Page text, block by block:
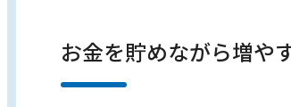
お金を貯めながら増や